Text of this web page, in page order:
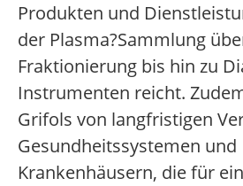
Produkten und
der Plasma?Sammlung
Fraktionierung bis hin zu
Instrumenten reicht.
Grifols von langfristigen
Gesundheitssystemen und
Krankenhäusern, die für